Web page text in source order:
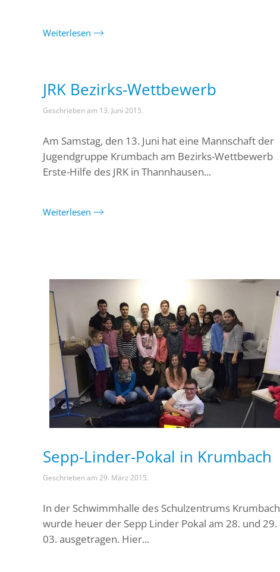
Weiterlesen
JRK Bezirks-Wettbewerb
Geschrieben am 13. Juni 2015.
Am Samstag, den 13. Juni hat eine Mannschaft der
Jugendgruppe Krumbach am Bezirks-Wettbewerb
Erste-Hilfe des JRK in Thannhausen...
Weiterlesen
Sepp-Linder-Pokal in Krumbach
Geschrieben am 29. März 2015.
In der Schwimmhalle des Schulzentrums Krumbach
wurde heuer der Sepp Linder Pokal am 28. und 29.
03. ausgetragen. Hier...